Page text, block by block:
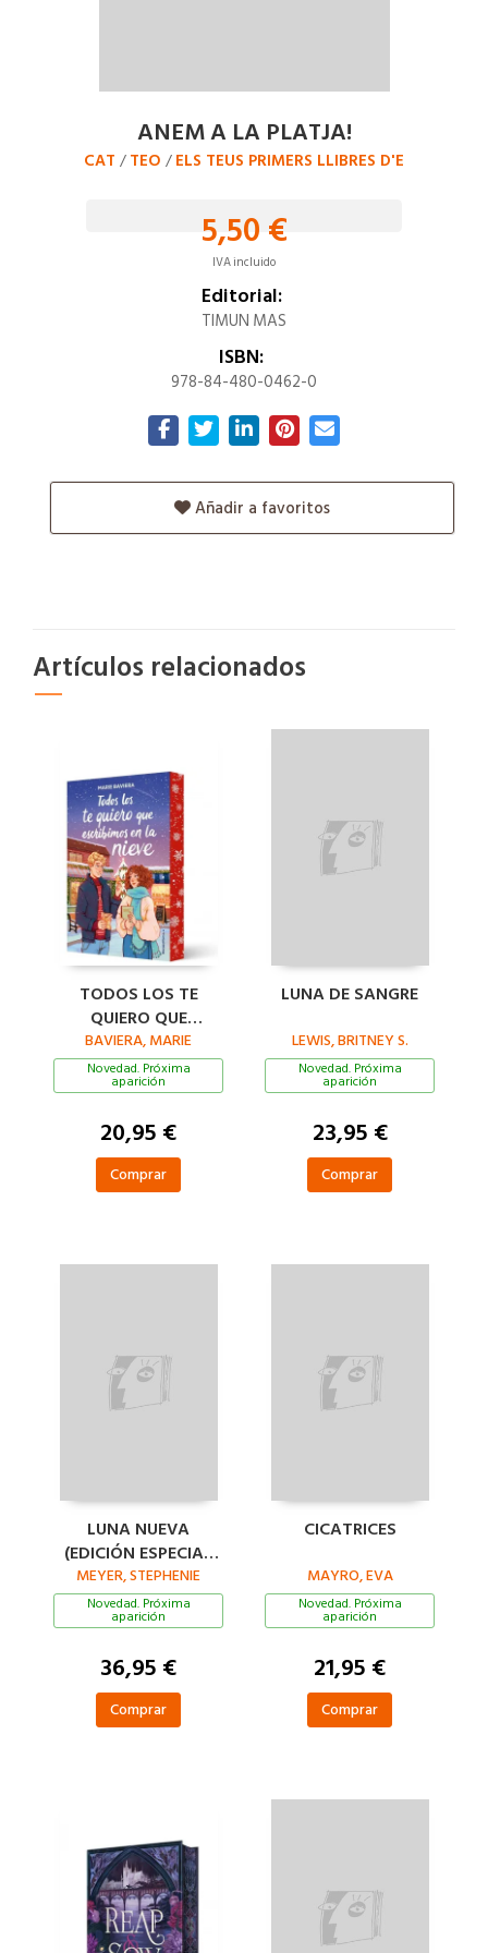
ANEM A LA PLATJA!
CAT /TEO /ELS TEUS PRIMERS LLIBRES D'E
5,50 €
IVA incluido
Editorial:
TIMUN MAS
ISBN:
978-84-480-0462-0
Añadir a favoritos
Artículos relacionados
TODOS LOS TE
QUIERO QUE
ESCRIBIMOS EN LA
NIEVE
BAVIERA, MARIE
Novedad. Próxima
aparición
20,95 €
Comprar
LUNA DE SANGRE
LEWIS, BRITNEY S.
Novedad. Próxima
aparición
23,95 €
Comprar
LUNA NUEVA
(EDICIÓN ESPECIAL
LIMITADA «BELLA Y
JACOB» POR EL 20º
ANIVERSARIO)
MEYER, STEPHENIE
Novedad. Próxima
aparición
36,95 €
Comprar
CICATRICES
MAYRO, EVA
Novedad. Próxima
aparición
21,95 €
Comprar